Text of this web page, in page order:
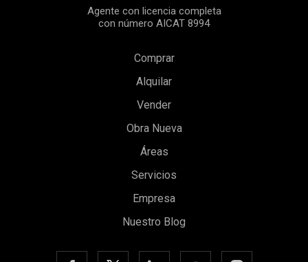
Agente con licencia completa
con número AICAT 8994
Comprar
Alquilar
Vender
Obra Nueva
Áreas
Servicios
Empresa
Nuestro Blog